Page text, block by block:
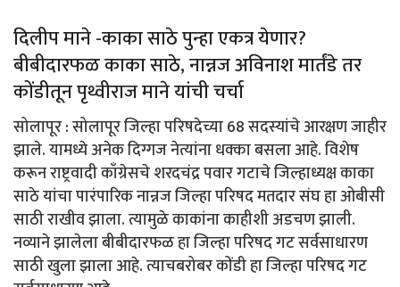
दिलीप माने -काका साठे पुन्हा एकत्र येणार?
बीबीदारफळ काका साठे, नान्नज अविनाश मार्तंडे तर
कोंडीतून पृथ्वीराज माने यांची चर्चा
सोलापूर : सोलापूर जिल्हा परिषदेच्या 68 सदस्यांचे आरक्षण जाहीर
झाले. यामध्ये अनेक दिग्गज नेत्यांना धक्का बसला आहे. विशेष
करून राष्ट्रवादी काँग्रेसचे शरदचंद्र पवार गटाचे जिल्हाध्यक्ष काका
साठे यांचा पारंपारिक नान्नज जिल्हा परिषद मतदार संघ हा ओबीसी
साठी राखीव झाला. त्यामुळे काकांना काहीशी अडचण झाली.
नव्याने झालेला बीबीदारफळ हा जिल्हा परिषद गट सर्वसाधारण
साठी खुला झाला आहे. त्याचबरोबर कोंडी हा जिल्हा परिषद गट